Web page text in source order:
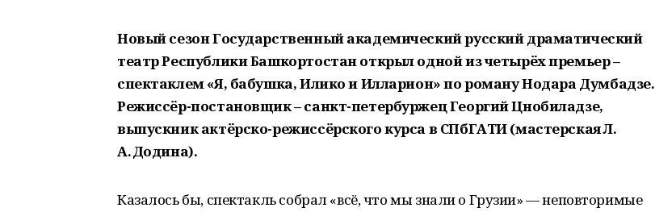
Новый сезон Государственный академический русский драматический
театр Республики Башкортостан открыл одной из четырёх премьер –
спектаклем «Я, бабушка, Илико и Илларион» по роману Нодара Думбадзе.
Режиссёр-постановщик – санкт-петербуржец Георгий Цнобиладзе,
выпускник актёрско-режиссёрского курса в СПбГАТИ (мастерская Л.
А. Додина).
Казалось бы, спектакль собрал «всё, что мы знали о Грузии» — неповторимые